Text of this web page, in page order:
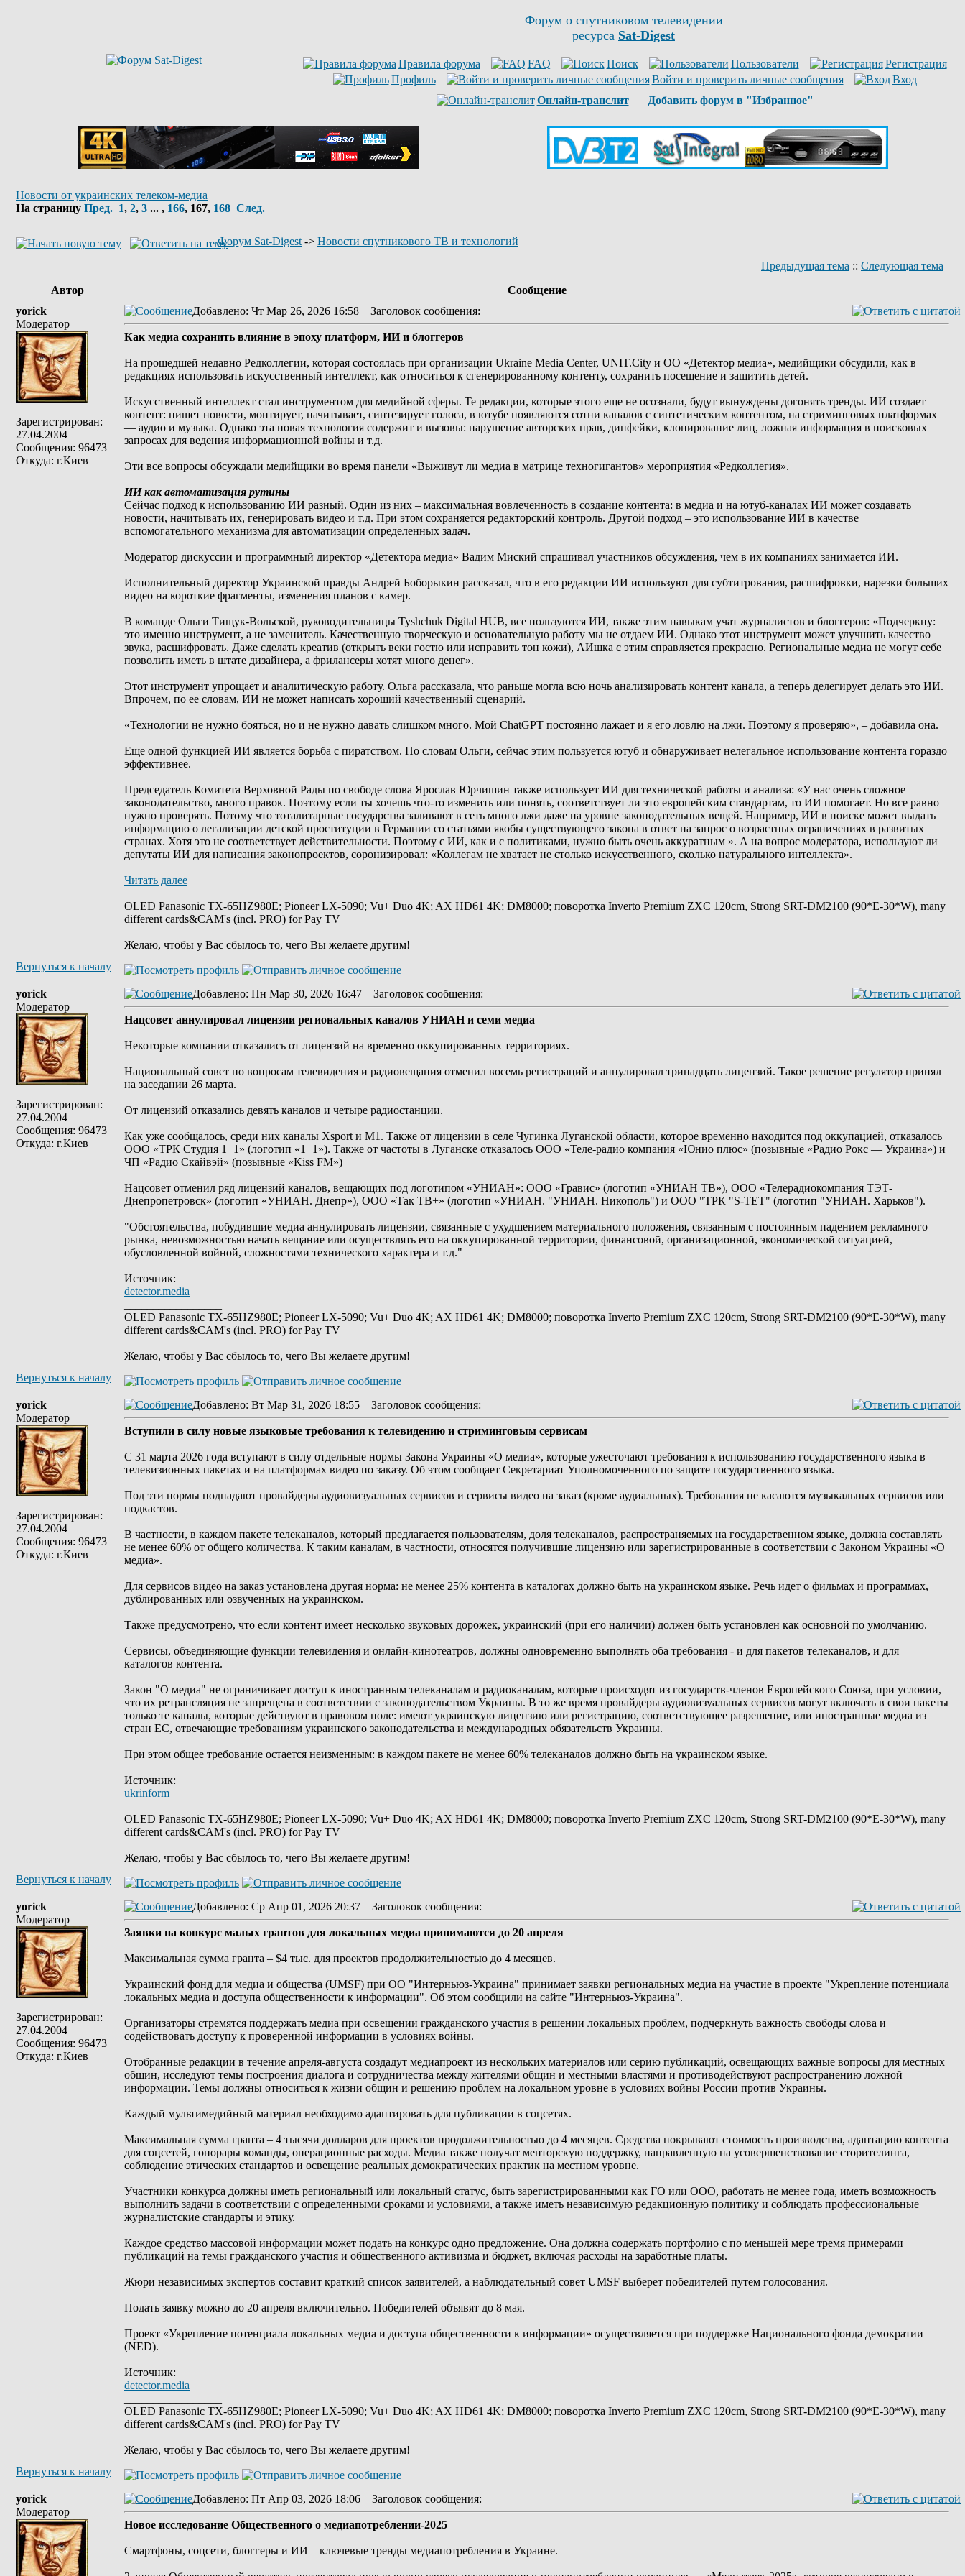
Форум о спутниковом телевидении
ресурса Sat-Digest
Правила форума FAQ Поиск Пользователи
Регистрация
Профиль
Войти и проверить личные сообщения
Вход
Онлайн-транслит
Добавить форум в "Избранное"
Новости от украинских телеком-медиа
На страницу Пред. 1, 2, 3 ... , 166, 167, 168 След.
Форум Sat-Digest -> Новости спутникового ТВ и технологий
Предыдущая тема :: Следующая тема
Автор
Сообщение
yorick
Модератор
Зарегистрирован:
27.04.2004
Сообщения: 96473
Откуда: г.Киев
Добавлено: Чт Мар 26, 2026 16:58 Заголовок сообщения:
Как медиа сохранить влияние в эпоху платформ, ИИ и блоггеров
На прошедшей недавно Редколлегии, которая состоялась при организации Ukraine Media Center, UNIT.City и ОО «Детектор медиа», медийщики обсудили, как в
редакциях использовать искусственный интеллект, как относиться к сгенерированному контенту, сохранить посещение и защитить детей.
Искусственный интеллект стал инструментом для медийной сферы. Те редакции, которые этого еще не осознали, будут вынуждены догонять тренды. ИИ создает
контент: пишет новости, монтирует, начитывает, синтезирует голоса, в ютубе появляются сотни каналов с синтетическим контентом, на стриминговых платформах
— аудио и музыка. Однако эта новая технология содержит и вызовы: нарушение авторских прав, дипфейки, клонирование лиц, ложная информация в поисковых
запросах для ведения информационной войны и т.д.
Эти все вопросы обсуждали медийщики во время панели «Выживут ли медиа в матрице техногигантов» мероприятия «Редколлегия».
ИИ как автоматизация рутины
Сейчас подход к использованию ИИ разный. Один из них – максимальная вовлеченность в создание контента: в медиа и на ютуб-каналах ИИ может создавать
новости, начитывать их, генерировать видео и т.д. При этом сохраняется редакторский контроль. Другой подход – это использование ИИ в качестве
вспомогательного механизма для автоматизации определенных задач.
Модератор дискуссии и программный директор «Детектора медиа» Вадим Миский спрашивал участников обсуждения, чем в их компаниях занимается ИИ.
Исполнительный директор Украинской правды Андрей Боборыкин рассказал, что в его редакции ИИ используют для субтитрования, расшифровки, нарезки больших
видео на короткие фрагменты, изменения планов с камер.
В команде Ольги Тищук-Вольской, руководительницы Tyshchuk Digital HUB, все пользуются ИИ, также этим навыкам учат журналистов и блоггеров: «Подчеркну:
это именно инструмент, а не заменитель. Качественную творческую и основательную работу мы не отдаем ИИ. Однако этот инструмент может улучшить качество
звука, расшифровать. Даже сделать креатив (открыть веки гостю или исправить тон кожи), АИшка с этим справляется прекрасно. Региональные медиа не могут себе
позволить иметь в штате дизайнера, а фрилансеры хотят много денег».
Этот инструмент упрощает и аналитическую работу. Ольга рассказала, что раньше могла всю ночь анализировать контент канала, а теперь делегирует делать это ИИ.
Впрочем, по ее словам, ИИ не может написать хороший качественный сценарий.
«Технологии не нужно бояться, но и не нужно давать слишком много. Мой СhatGPT постоянно лажает и я его ловлю на лжи. Поэтому я проверяю», – добавила она.
Еще одной функцией ИИ является борьба с пиратством. По словам Ольги, сейчас этим пользуется ютуб и обнаруживает нелегальное использование контента гораздо
эффективнее.
Председатель Комитета Верховной Рады по свободе слова Ярослав Юрчишин также использует ИИ для технической работы и анализа: «У нас очень сложное
законодательство, много правок. Поэтому если ты хочешь что-то изменить или понять, соответствует ли это европейским стандартам, то ИИ помогает. Но все равно
нужно проверять. Потому что тоталитарные государства заливают в сеть много лжи даже на уровне законодательных вещей. Например, ИИ в поиске может выдать
информацию о легализации детской проституции в Германии со статьями якобы существующего закона в ответ на запрос о возрастных ограничениях в развитых
странах. Хотя это не соответствует действительности. Поэтому с ИИ, как и с политиками, нужно быть очень аккуратным ». А на вопрос модератора, используют ли
депутаты ИИ для написания законопроектов, соронизировал: «Коллегам не хватает не столько искусственного, сколько натурального интеллекта».
Читать далее
OLED Panasonic TX-65HZ980E; Pioneer LX-5090; Vu+ Duo 4K; AX HD61 4K; DM8000; поворотка Inverto Premium ZXC 120cm, Strong SRT-DM2100 (90*E-30*W), many
different cards&CAM's (incl. PRO) for Pay TV
Желаю, чтобы у Вас сбылось то, чего Вы желаете другим!
Вернуться к началу
yorick
Модератор
Зарегистрирован:
27.04.2004
Сообщения: 96473
Откуда: г.Киев
Добавлено: Пн Мар 30, 2026 16:47 Заголовок сообщения:
Нацсовет аннулировал лицензии региональных каналов УНИАН и семи медиа
Некоторые компании отказались от лицензий на временно оккупированных территориях.
Национальный совет по вопросам телевидения и радиовещания отменил восемь регистраций и аннулировал тринадцать лицензий. Такое решение регулятор принял
на заседании 26 марта.
От лицензий отказались девять каналов и четыре радиостанции.
Как уже сообщалось, среди них каналы Xsport и М1. Также от лицензии в селе Чугинка Луганской области, которое временно находится под оккупацией, отказалось
ООО «ТРК Студия 1+1» (логотип «1+1»). Также от частоты в Луганске отказалось ООО «Теле-радио компания «Юнио плюс» (позывные «Радио Рокс — Украина») и
ЧП «Радио Скайвэй» (позывные «Kiss FM»)
Нацсовет отменил ряд лицензий каналов, вещающих под логотипом «УНИАН»: ООО «Гравис» (логотип «УНИАН ТВ»), ООО «Телерадиокомпания ТЭТ-
Днепропетровск» (логотип «УНИАН. Днепр»), ООО «Так ТВ+» (логотип «УНИАН. "УНИАН. Никополь") и ООО "ТРК "S-ТЕТ" (логотип "УНИАН. Харьков").
"Обстоятельства, побудившие медиа аннулировать лицензии, связанные с ухудшением материального положения, связанным с постоянным падением рекламного
рынка, невозможностью начать вещание или осуществлять его на оккупированной территории, финансовой, организационной, экономической ситуацией,
обусловленной войной, сложностями технического характера и т.д."
Источник:
detector.media
OLED Panasonic TX-65HZ980E; Pioneer LX-5090; Vu+ Duo 4K; AX HD61 4K; DM8000; поворотка Inverto Premium ZXC 120cm, Strong SRT-DM2100 (90*E-30*W), many
different cards&CAM's (incl. PRO) for Pay TV
Желаю, чтобы у Вас сбылось то, чего Вы желаете другим!
Вернуться к началу
yorick
Модератор
Зарегистрирован:
27.04.2004
Сообщения: 96473
Откуда: г.Киев
Добавлено: Вт Мар 31, 2026 18:55 Заголовок сообщения:
Вступили в силу новые языковые требования к телевидению и стриминговым сервисам
С 31 марта 2026 года вступают в силу отдельные нормы Закона Украины «О медиа», которые ужесточают требования к использованию государственного языка в
телевизионных пакетах и ​​на платформах видео по заказу. Об этом сообщает Секретариат Уполномоченного по защите государственного языка.
Под эти нормы подпадают провайдеры аудиовизуальных сервисов и сервисы видео на заказ (кроме аудиальных). Требования не касаются музыкальных сервисов или
подкастов.
В частности, в каждом пакете телеканалов, который предлагается пользователям, доля телеканалов, распространяемых на государственном языке, должна составлять
не менее 60% от общего количества. К таким каналам, в частности, относятся получившие лицензию или зарегистрированные в соответствии с Законом Украины «О
медиа».
Для сервисов видео на заказ установлена ​​другая норма: не менее 25% контента в каталогах должно быть на украинском языке. Речь идет о фильмах и программах,
дублированных или озвученных на украинском.
Также предусмотрено, что если контент имеет несколько звуковых дорожек, украинский (при его наличии) должен быть установлен как основной по умолчанию.
Сервисы, объединяющие функции телевидения и онлайн-кинотеатров, должны одновременно выполнять оба требования - и для пакетов телеканалов, и для
каталогов контента.
Закон "О медиа" не ограничивает доступ к иностранным телеканалам и радиоканалам, которые происходят из государств-членов Европейского Союза, при условии,
что их ретрансляция не запрещена в соответствии с законодательством Украины. В то же время провайдеры аудиовизуальных сервисов могут включать в свои пакеты
только те каналы, которые действуют в правовом поле: имеют украинскую лицензию или регистрацию, соответствующее разрешение, или иностранные медиа из
стран ЕС, отвечающие требованиям украинского законодательства и международных обязательств Украины.
При этом общее требование остается неизменным: в каждом пакете не менее 60% телеканалов должно быть на украинском языке.
Источник:
ukrinform
OLED Panasonic TX-65HZ980E; Pioneer LX-5090; Vu+ Duo 4K; AX HD61 4K; DM8000; поворотка Inverto Premium ZXC 120cm, Strong SRT-DM2100 (90*E-30*W), many
different cards&CAM's (incl. PRO) for Pay TV
Желаю, чтобы у Вас сбылось то, чего Вы желаете другим!
Вернуться к началу
yorick
Модератор
Зарегистрирован:
27.04.2004
Сообщения: 96473
Откуда: г.Киев
Добавлено: Ср Апр 01, 2026 20:37 Заголовок сообщения:
Заявки на конкурс малых грантов для локальных медиа принимаются до 20 апреля
Максимальная сумма гранта – $4 тыс. для проектов продолжительностью до 4 месяцев.
Украинский фонд для медиа и общества (UMSF) при ОО "Интерньюз-Украина" принимает заявки региональных медиа на участие в проекте "Укрепление потенциала
локальных медиа и доступа общественности к информации". Об этом сообщили на сайте "Интерньюз-Украина".
Организаторы стремятся поддержать медиа при освещении гражданского участия в решении локальных проблем, подчеркнуть важность свободы слова и
содействовать доступу к проверенной информации в условиях войны.
Отобранные редакции в течение апреля-августа создадут медиапроект из нескольких материалов или серию публикаций, освещающих важные вопросы для местных
общин, исследуют темы построения диалога и сотрудничества между жителями общин и местными властями и противодействуют распространению ложной
информации. Темы должны относиться к жизни общин и решению проблем на локальном уровне в условиях войны России против Украины.
Каждый мультимедийный материал необходимо адаптировать для публикации в соцсетях.
Максимальная сумма гранта – 4 тысячи долларов для проектов продолжительностью до 4 месяцев. Средства покрывают стоимость производства, адаптацию контента
для соцсетей, гонорары команды, операционные расходы. Медиа также получат менторскую поддержку, направленную на усовершенствование сторителинга,
соблюдение этических стандартов и освещение реальных демократических практик на местном уровне.
Участники конкурса должны иметь региональный или локальный статус, быть зарегистрированными как ГО или ООО, работать не менее года, иметь возможность
выполнить задачи в соответствии с определенными сроками и условиями, а также иметь независимую редакционную политику и соблюдать профессиональные
журналистские стандарты и этику.
Каждое средство массовой информации может подать на конкурс одно предложение. Она должна содержать портфолио с по меньшей мере тремя примерами
публикаций на темы гражданского участия и общественного активизма и бюджет, включая расходы на заработные платы.
Жюри независимых экспертов составит краткий список заявителей, а наблюдательный совет UMSF выберет победителей путем голосования.
Подать заявку можно до 20 апреля включительно. Победителей объявят до 8 мая.
Проект «Укрепление потенциала локальных медиа и доступа общественности к информации» осуществляется при поддержке Национального фонда демократии
(NED).
Источник:
detector.media
OLED Panasonic TX-65HZ980E; Pioneer LX-5090; Vu+ Duo 4K; AX HD61 4K; DM8000; поворотка Inverto Premium ZXC 120cm, Strong SRT-DM2100 (90*E-30*W), many
different cards&CAM's (incl. PRO) for Pay TV
Желаю, чтобы у Вас сбылось то, чего Вы желаете другим!
Вернуться к началу
yorick
Модератор
Добавлено: Пт Апр 03, 2026 18:06 Заголовок сообщения:
Новое исследование Общественного о медиапотреблении-2025
Смартфоны, соцсети, блоггеры и ИИ – ключевые тренды медиапотребления в Украине.